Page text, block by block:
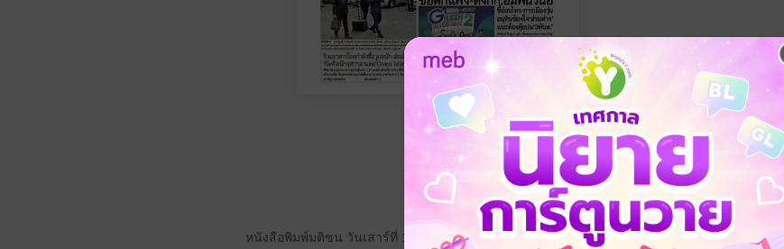
ประเภทไฟล์
วันที่วางขาย
ความยาว
ราคาปก
หนังสือพิมพ์มติชน วันเสาร์ที่ 14 มิถุนายน พ.ศ.2568